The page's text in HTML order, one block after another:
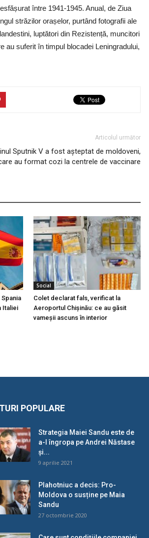
între 1941-1945. Anual, de Ziua
străzilor orașelor, purtând fotografii ale
luptători din Rezistență, muncitori
au suferit în timpul blocadei Leningradului,
Articolul următor
Sputnik V a fost așteptat de moldoveni,
au format cozi la centrele de vaccinare
Italiei
Social
Colet declarat fals, verificat la
Aeroportul Chișinău: ce au găsit
vameșii ascuns în interior
POPULARE
Strategia Maiei Sandu este de
a-l îngropa pe Andrei Năstase
și...
9 aprilie 2021
Plahotniuc a decis: Pro-
Moldova o susține pe Maia
Sandu
27 octombrie 2020